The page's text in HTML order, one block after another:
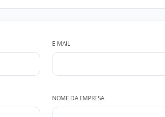
E-MAIL
NOME DA EMPRESA